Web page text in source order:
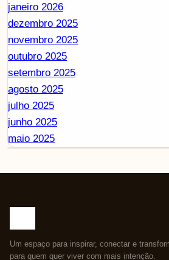
janeiro 2026
dezembro 2025
novembro 2025
outubro 2025
setembro 2025
agosto 2025
julho 2025
junho 2025
maio 2025
Um espaço para inspirar, conectar e
para quem quer viver com mais intenção.